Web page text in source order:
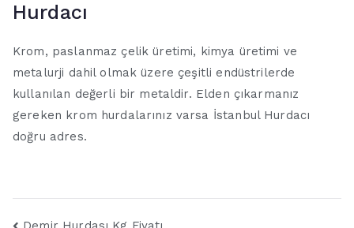
Hurdacı
Krom, paslanmaz çelik üretimi, kimya üretimi ve
metalurji dahil olmak üzere çeşitli endüstrilerde
kullanılan değerli bir metaldir. Elden çıkarmanız
gereken krom hurdalarınız varsa İstanbul Hurdacı
doğru adres.